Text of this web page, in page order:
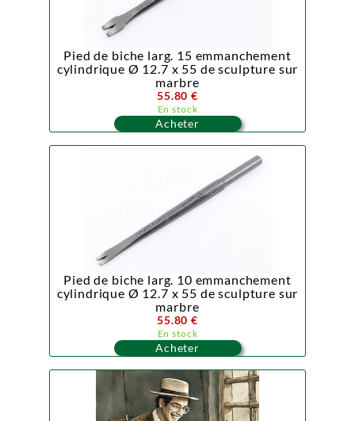
Pied de biche larg. 15 emmanchement
cylindrique Ø 12.7 x 55 de sculpture sur
marbre
55.80 €
En stock
Acheter
Pied de biche larg. 10 emmanchement
cylindrique Ø 12.7 x 55 de sculpture sur
marbre
55.80 €
En stock
Acheter